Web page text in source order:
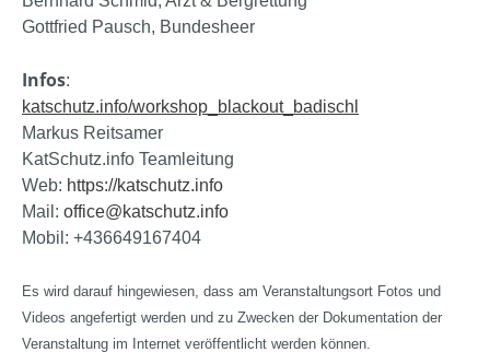
Gottfried Pausch, Bundesheer
Infos:
katschutz.info/workshop_blackout_badischl
Markus Reitsamer
KatSchutz.info Teamleitung
Web: https://katschutz.info
Mail: office@katschutz.info
Mobil: +436649167404
Es wird darauf hingewiesen, dass am Veranstaltungsort Fotos und
Videos angefertigt werden und zu Zwecken der Dokumentation der
Veranstaltung im Internet veröffentlicht werden können.